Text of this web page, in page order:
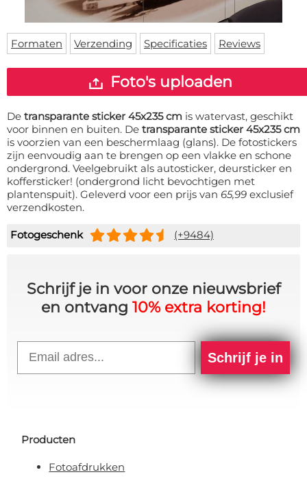
Vloermat
Skateboard deck
Levertijden
Inloggen
WhatsApp
Formaten Verzending Specificaties Reviews
Foto's uploaden
De transparante sticker 45x235 cm is watervast, geschikt
voor binnen en buiten. De transparante sticker 45x235 cm
is voorzien van een beschermlaag (glans). De fotostickers
zijn eenvoudig aan te brengen op een vlakke en schone
ondergrond. Veelgebruikt als autosticker, deursticker en
koffersticker! (ondergrond licht bevochtigen met
plantenspuit). Geleverd voor een prijs van 65,99 exclusief
verzendkosten.
Fotogeschenk (+9484)
Schrijf je in voor onze nieuwsbrief
en ontvang 10% extra korting!
Schrijf je in
Producten
Fotoafdrukken